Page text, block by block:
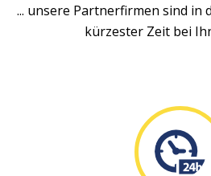
... unsere Partnerfirmen sind in
kürzester Zeit bei